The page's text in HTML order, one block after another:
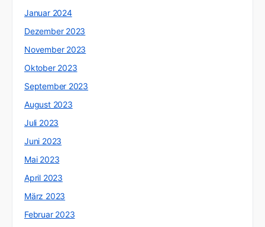
Januar 2024
Dezember 2023
November 2023
Oktober 2023
September 2023
August 2023
Juli 2023
Juni 2023
Mai 2023
April 2023
März 2023
Februar 2023